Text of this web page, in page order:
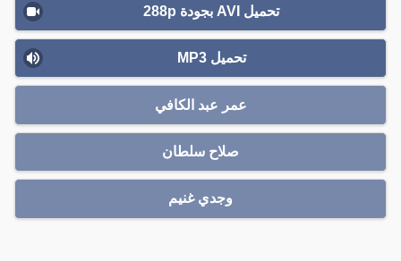
تحميل AVI بجودة 288p
تحميل MP3
عمر عبد الكافي
صلاح سلطان
وجدي غنيم